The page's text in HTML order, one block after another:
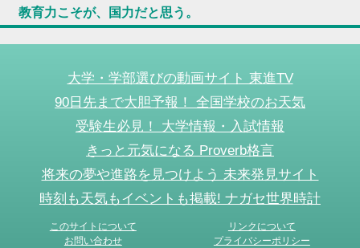
教育力こそが、国力だと思う。
大学・学部選びの動画サイト 東進TV
90日先まで大胆予報！ 全国学校のお天気
受験生必見！ 大学情報・入試情報
きっと元気になる Proverb格言
将来の夢や進路を見つけよう 未来発見サイト
時刻も天気もイベントも掲載! ナガセ世界時計
このサイトについて
リンクについて
お問い合わせ
プライバシーポリシー